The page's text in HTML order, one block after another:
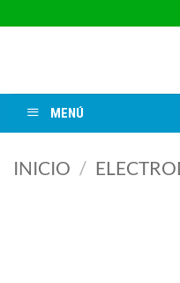
al
MENÚ
INICIO /